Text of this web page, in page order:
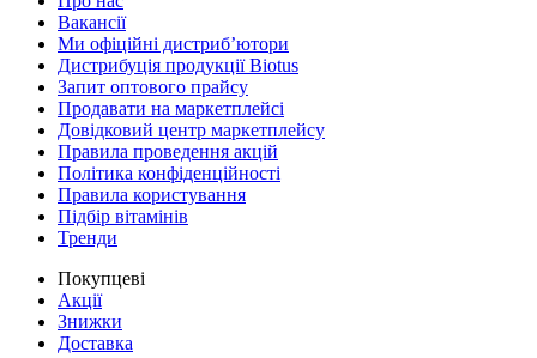
Вакансії
Ми офіційні дистриб’ютори
Дистрибуція продукції Biotus
Запит оптового прайсу
Продавати на маркетплейсі
Довідковий центр маркетплейсу
Правила проведення акцій
Політика конфіденційності
Правила користування
Підбір вітамінів
Тренди
Покупцеві
Акції
Знижки
Доставка